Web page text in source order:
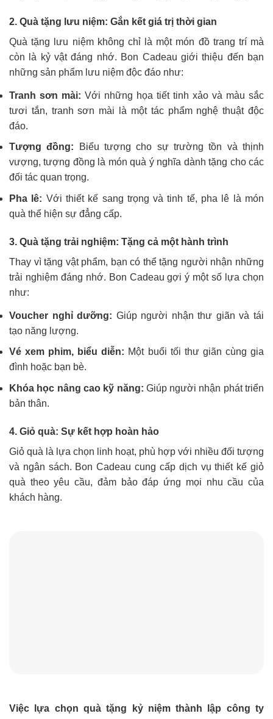
2. Quà tặng lưu niệm: Gắn kết giá trị thời gian
Quà tặng lưu niệm không chỉ là một món đồ trang trí mà
còn là kỷ vật đáng nhớ. Bon Cadeau giới thiệu đến bạn
những sản phẩm lưu niệm độc đáo như:
Tranh sơn mài: Với những họa tiết tinh xảo và màu sắc
tươi tắn, tranh sơn mài là một tác phẩm nghệ thuật độc
đáo.
Tượng đồng: Biểu tượng cho sự trường tồn và thịnh
vượng, tượng đồng là món quà ý nghĩa dành tặng cho các
đối tác quan trọng.
Pha lê: Với thiết kế sang trọng và tinh tế, pha lê là món
quà thể hiện sự đẳng cấp.
3. Quà tặng trải nghiệm: Tặng cả một hành trình
Thay vì tặng vật phẩm, bạn có thể tặng người nhận những
trải nghiệm đáng nhớ. Bon Cadeau gợi ý một số lựa chọn
như:
Voucher nghỉ dưỡng: Giúp người nhận thư giãn và tái
tạo năng lượng.
Vé xem phim, biểu diễn: Một buổi tối thư giãn cùng gia
đình hoặc bạn bè.
Khóa học nâng cao kỹ năng: Giúp người nhận phát triển
bản thân.
4. Giỏ quà: Sự kết hợp hoàn hảo
Giỏ quà là lựa chọn linh hoạt, phù hợp với nhiều đối tượng
và ngân sách. Bon Cadeau cung cấp dịch vụ thiết kế giỏ
quà theo yêu cầu, đảm bảo đáp ứng mọi nhu cầu của
khách hàng.
Việc lựa chọn quà tặng kỷ niệm thành lập công ty